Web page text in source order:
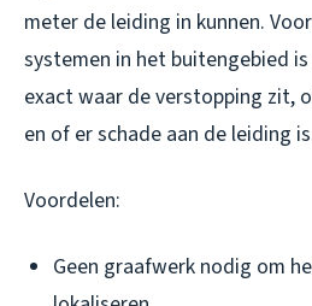
meter de leiding in kunnen.
systemen in het buitengebied
exact waar de verstopping zit,
en of er schade aan de leiding
Voordelen:
Geen graafwerk nodig om